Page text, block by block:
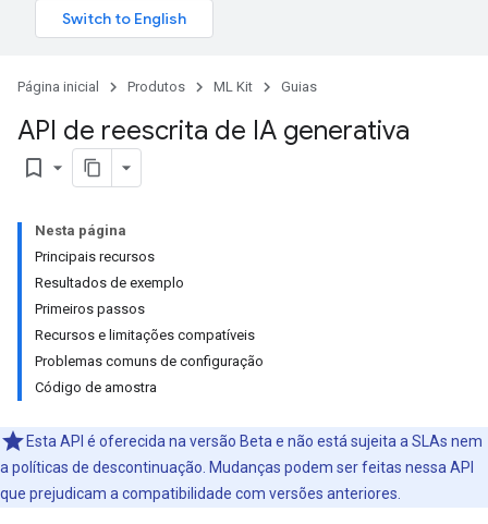
Página inicial Produtos ML Kit Guias
API de reescrita de IA generativa
bookmark_border
Nesta página
Principais recursos
Resultados de exemplo
Primeiros passos
Recursos e limitações compatíveis
Problemas comuns de configuração
Código de amostra
Esta API é oferecida na versão Beta e não está sujeita a SLAs nem
a políticas de descontinuação. Mudanças podem ser feitas nessa API
que prejudicam a compatibilidade com versões anteriores.